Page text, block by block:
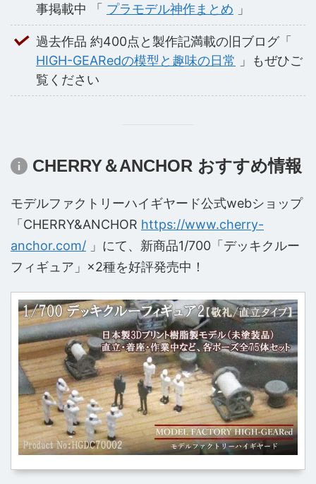
事掲載中 「 プラモデル神作まとめ 」
過去作品 約400点と製作記満載の旧ブログ「
HIGH-GEARedの模型と趣味の日常 」もぜひご
覧ください
CHERRY＆ANCHOR おすすめ情報
モデルファクトリーハイギヤード公式webショップ
「CHERRY&ANCHOR https://www.cherry-
anchor.com/ 」にて、新商品1/700「デッキクルー
フィギュア」×2種を好評発売中！